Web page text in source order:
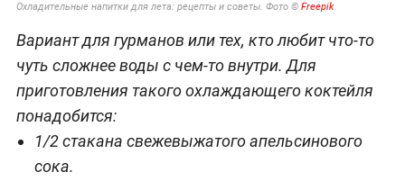
Охладительные напитки для лета: рецепты и советы. Фото © Freepik
Вариант для гурманов или тех, кто любит что-то
чуть сложнее воды с чем-то внутри. Для
приготовления такого охлаждающего коктейля
понадобится:
1/2 стакана свежевыжатого апельсинового
сока.